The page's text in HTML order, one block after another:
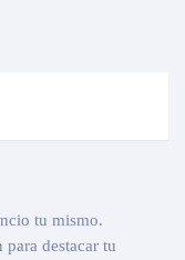
tu mismo.
destacar tu